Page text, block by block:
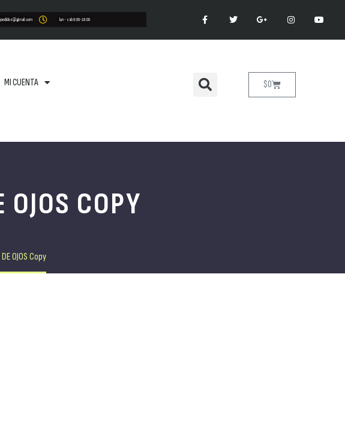
lun - sab 9:00-18:00
MI CUENTA $0
COPY
OJOS Copy